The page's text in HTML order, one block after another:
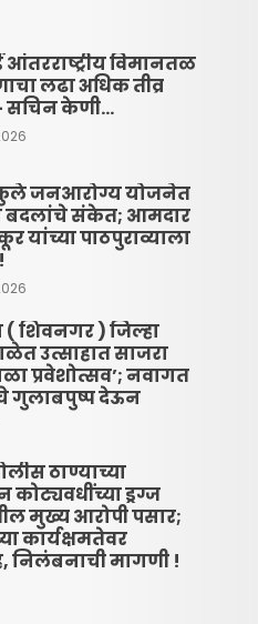
विमानतळ
लढा अधिक तीव्र
सचिन केणी…
फुले जनआरोग्य योजनेत
बदलांचे संकेत; आमदार
यांच्या पाठपुराव्याला
( शिवनगर ) जिल्हा
उत्साहात साजरा
प्रवेशोत्सव’; नवागत
गुलाबपुष्प देऊन
ठाण्याच्या
कोट्यवधींच्या ड्रग्ज
मुख्य आरोपी पसार;
कार्यक्षमतेवर
निलंबनाची मागणी !